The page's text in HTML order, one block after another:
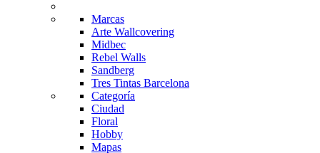
Marcas
Arte Wallcovering
Midbec
Rebel Walls
Sandberg
Tres Tintas Barcelona
Categoría
Ciudad
Floral
Hobby
Mapas